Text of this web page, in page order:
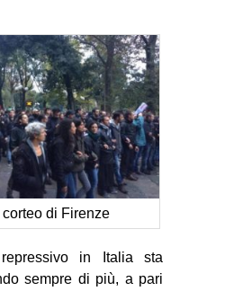
MEDIO ORIENTE
MONDO
EVENTI
in
Fb
tw
bsky
Il corteo di Firenze
in Italia sta
sempre di più, a pari